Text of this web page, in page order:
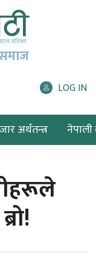
LOG IN
अर्थतन्त्र नेपाली